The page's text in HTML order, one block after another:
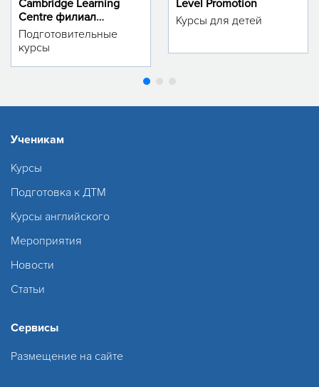
Cambridge Learning
Centre филиал
м.Тинчлик
Подготовительные
курсы
Level Promotion
Курсы для детей
Ученикам
Курсы
Подготовка к ДТМ
Курсы английского
Мероприятия
Новости
Статьи
Сервисы
Размещение на сайте